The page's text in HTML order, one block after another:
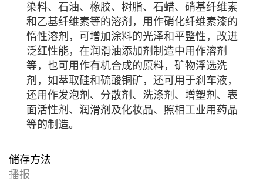
染料、石油、橡胶、树脂、石蜡、 硝基纤维素
和 乙基纤维素等的溶剂，用作硝化纤维素漆的
惰性溶剂，可增加涂料的光泽和平整性，改进
泛红性能，在润滑油添加剂 制造中用作溶剂
等，也可用作有机合成的原料，矿物浮选洗
剂，如萃取硅和硫酸铜矿，还可用于刹车液，
还用作发泡剂、分散剂、洗涤剂、增塑剂、表
面活性剂、润滑剂及化妆品、照相工业用药品
等的制造。
储存方法
播报